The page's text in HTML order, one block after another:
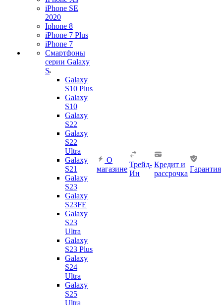
iPhone SE
2020
Iphone 8
iPhone 7 Plus
iPhone 7
Смартфоны
серии Galaxy
S
Galaxy
S10 Plus
Galaxy
S10
Galaxy
S22
Galaxy
S22
Ultra
Galaxy
S21
Galaxy
S23
Galaxy
S23FE
Galaxy
S23
Ultra
Galaxy
S23 Plus
Galaxy
S24
Ultra
Galaxy
S25
Ultra
О
магазине
Трейд-
Ин
Кредит и
рассрочка
Гарантия